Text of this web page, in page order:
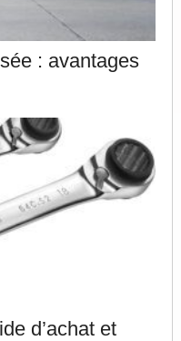
: avantages
d’achat et